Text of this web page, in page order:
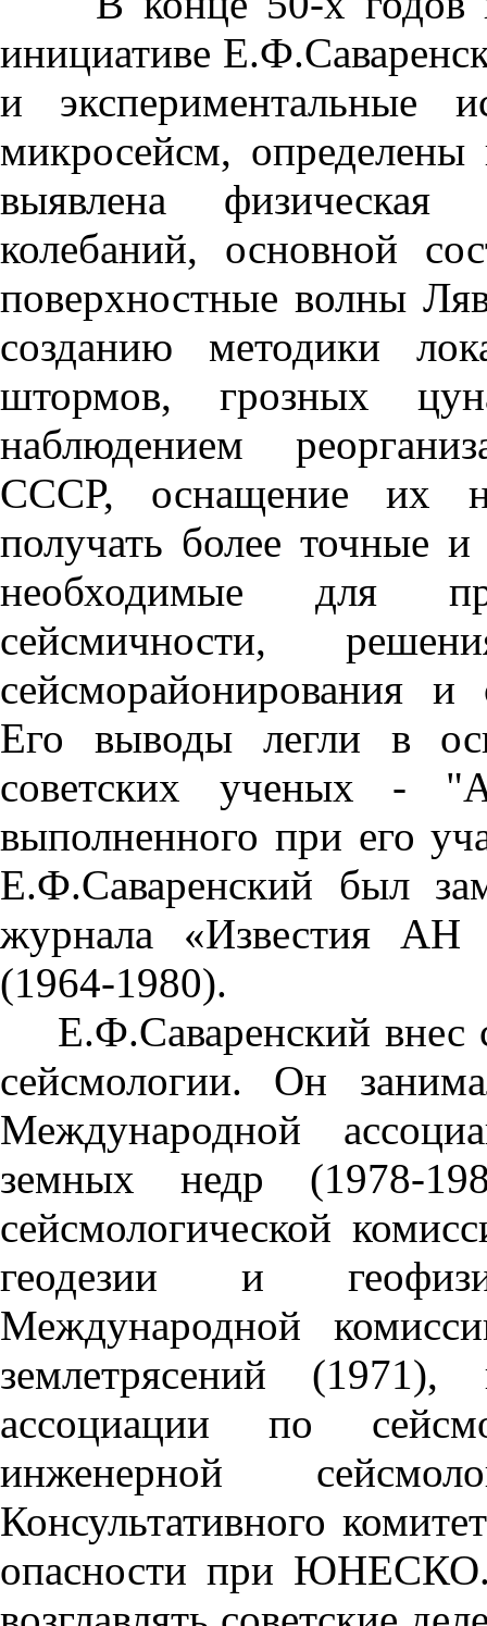
инициативе
и экспериментальные
микросейсм,
выявлена физическая
колебаний, основной
поверхностные волны
созданию методики
штормов, грозных
наблюдением
СССР, оснащение их
получать более точные
необходимые для
сейсмичности,
сейсморайонирования и
Его выводы легли в
советских ученых -
выполненного при его
Е.Ф.Саваренский был
журнала «Известия
(1964-1980).
Е.Ф.Саваренский внес
сейсмологии. Он
Международной
земных недр (1978-
сейсмологической
геодезии и
Международной
землетрясений (1971),
ассоциации по
инженерной
Консультативного
опасности при